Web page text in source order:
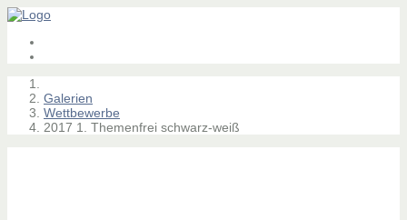
Galerien
Wettbewerbe
2017 1. Themenfrei schwarz-weiß